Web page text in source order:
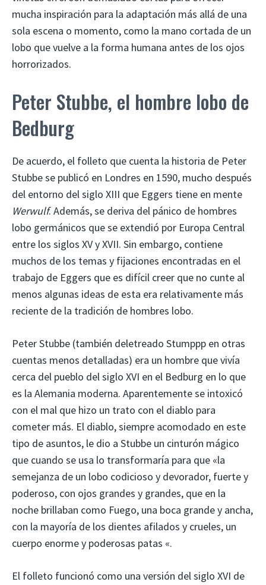
mucha inspiración para la adaptación más allá de una
sola escena o momento, como la mano cortada de un
lobo que vuelve a la forma humana antes de los ojos
horrorizados.
Peter Stubbe, el hombre lobo de
Bedburg
De acuerdo, el folleto que cuenta la historia de Peter
Stubbe se publicó en Londres en 1590, mucho después
del entorno del siglo XIII que Eggers tiene en mente
Werwulf. Además, se deriva del pánico de hombres
lobo germánicos que se extendió por Europa Central
entre los siglos XV y XVII. Sin embargo, contiene
muchos de los temas y fijaciones encontradas en el
trabajo de Eggers que es difícil creer que no cunte al
menos algunas ideas de esta era relativamente más
reciente de la tradición de hombres lobo.
Peter Stubbe (también deletreado Stumppp en otras
cuentas menos detalladas) era un hombre que vivía
cerca del pueblo del siglo XVI en el Bedburg en lo que
es la Alemania moderna. Aparentemente se intoxicó
con el mal que hizo un trato con el diablo para
cometer más. El diablo, siempre acomodado en este
tipo de asuntos, le dio a Stubbe un cinturón mágico
que cuando se usa lo transformaría para que «la
semejanza de un lobo codicioso y devorador, fuerte y
poderoso, con ojos grandes y grandes, que en la
noche brillaban como Fuego, una boca grande y ancha,
con la mayoría de los dientes afilados y crueles, un
cuerpo enorme y poderosas patas «.
El folleto funcionó como una versión del siglo XVI de